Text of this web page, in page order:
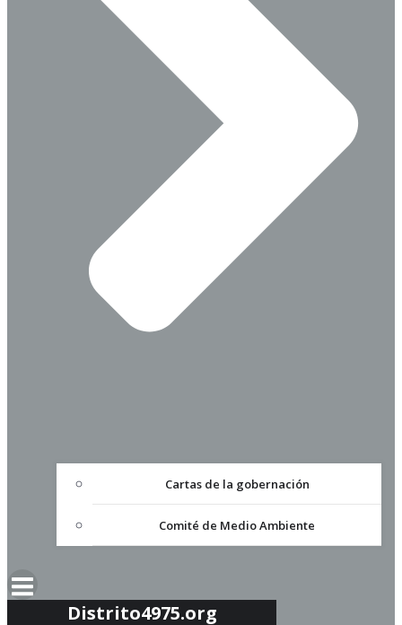
Cartas de la gobernación
Comité de Medio Ambiente
Distrito4975.org